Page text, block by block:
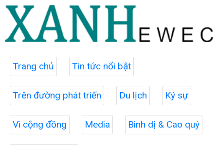
Trang chủ Tin tức nổi bật
Trên đường phát triển Du lịch Ký sự
Vì cộng đồng Media Bình dị & Cao quý